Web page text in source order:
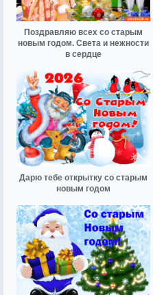
Поздравляю всех со старым
новым годом. Света и нежности
в сердце
Дарю тебе открытку со старым
новым годом